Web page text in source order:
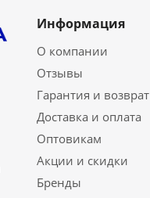
Информация
О компании
Отзывы
Гарантия и возврат
Доставка и оплата
Оптовикам
Акции и скидки
Бренды